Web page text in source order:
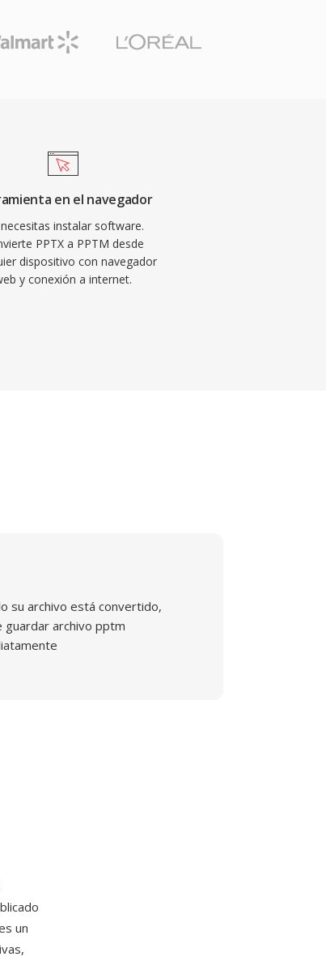
en el navegador
instalar software.
PPTX a PPTM desde
dispositivo con navegador
y conexión a internet.
su archivo está convertido,
guardar archivo pptm
un